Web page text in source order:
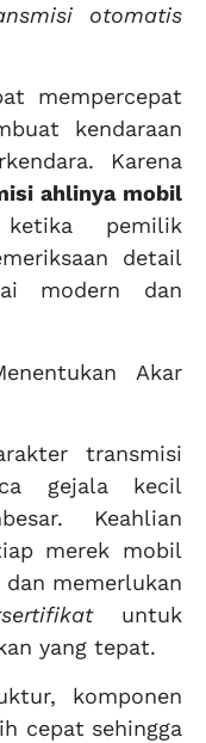
otomatis
mempercepat
kendaraan
Karena
ahlinya mobil
pemilik
detail
modern dan
Akar
transmisi
gejala kecil
Keahlian
merek mobil
memerlukan
untuk
yang tepat.
komponen
cepat sehingga